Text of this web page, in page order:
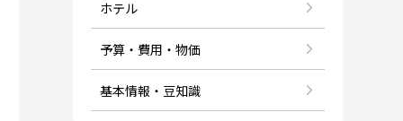
ホテル
予算・費用・物価
基本情報・豆知識